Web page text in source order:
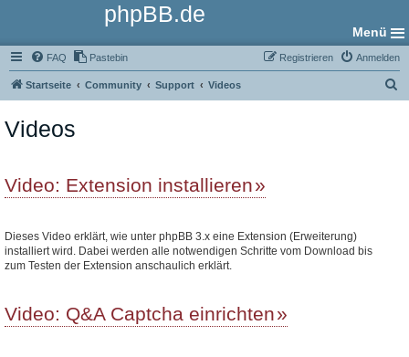
phpBB.de
Menü
FAQ Pastebin Anmelden
Registrieren
Startseite Community Support Videos
Videos
Video: Extension installieren
Dieses Video erklärt, wie unter phpBB 3.x eine Extension (Erweiterung)
installiert wird. Dabei werden alle notwendigen Schritte vom Download bis
zum Testen der Extension anschaulich erklärt.
Video: Q&A Captcha einrichten